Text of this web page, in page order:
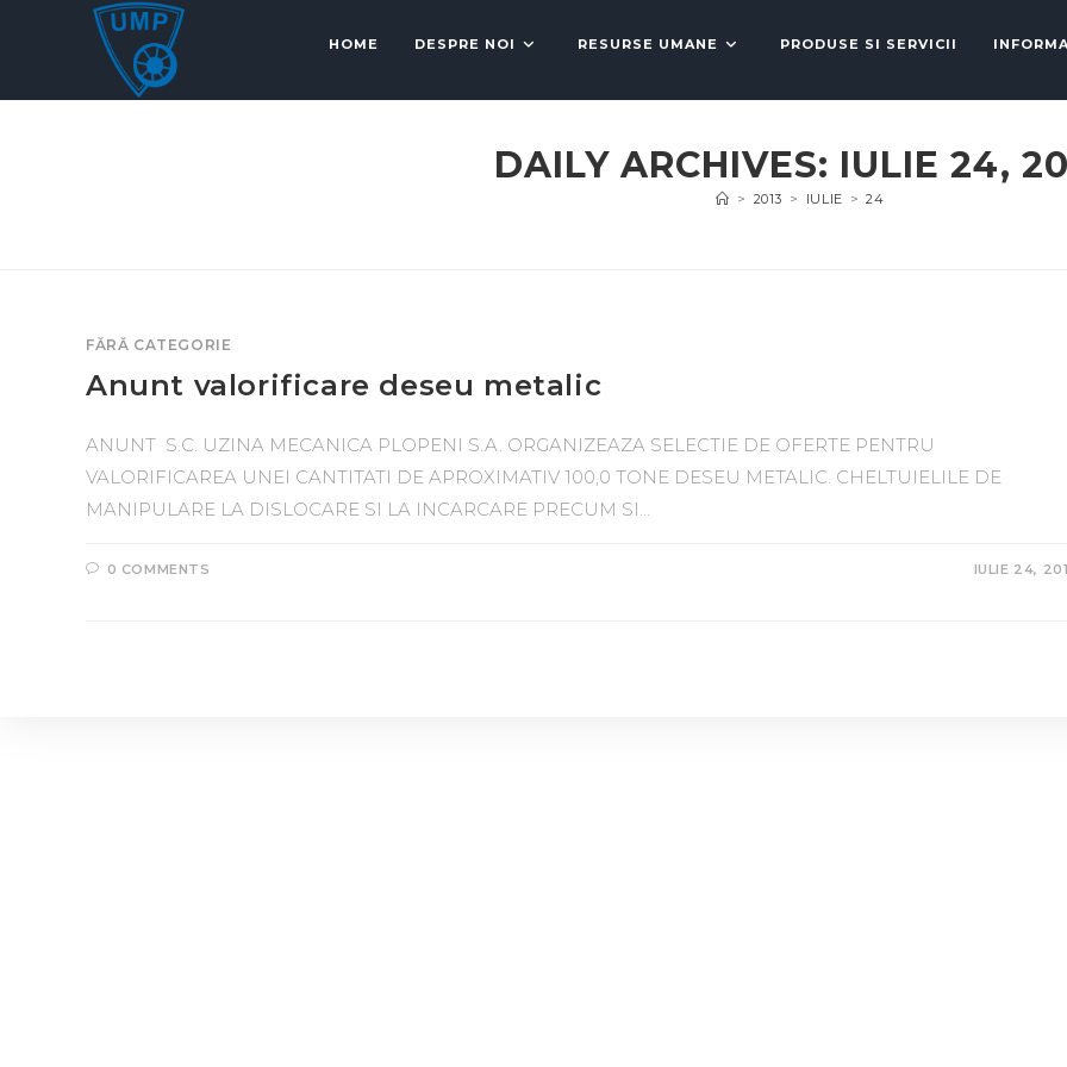
HOME DESPRE NOI RESURSE UMANE PRODUSE SI SERVICII
DAILY ARCHIVES: IULIE 24,
> 2013 > IULIE > 24
FĂRĂ CATEGORIE
Anunt valorificare deseu metalic
ANUNT S.C. UZINA MECANICA PLOPENI S.A. ORGANIZEAZA SELECTIE DE OFERTE PENTRU
VALORIFICAREA UNEI CANTITATI DE APROXIMATIV 100,0 TONE DESEU METALIC. CHELTUIELILE DE
MANIPULARE LA DISLOCARE SI LA INCARCARE PRECUM SI…
0 COMMENTS IULIE 24,